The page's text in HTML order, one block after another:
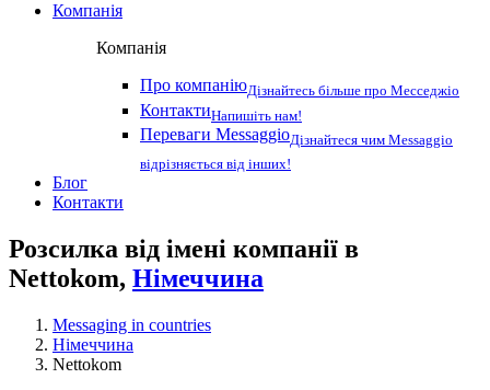
Компанія
Компанія
Про компаніюДізнайтесь більше про Месседжіо
КонтактиНапишіть нам!
Переваги MessaggioДізнайтеся чим Messaggio
відрізняється від інших!
Блог
Контакти
Розсилка від імені компанії в
Nettokom, Німеччина
Messaging in countries
Німеччина
Nettokom